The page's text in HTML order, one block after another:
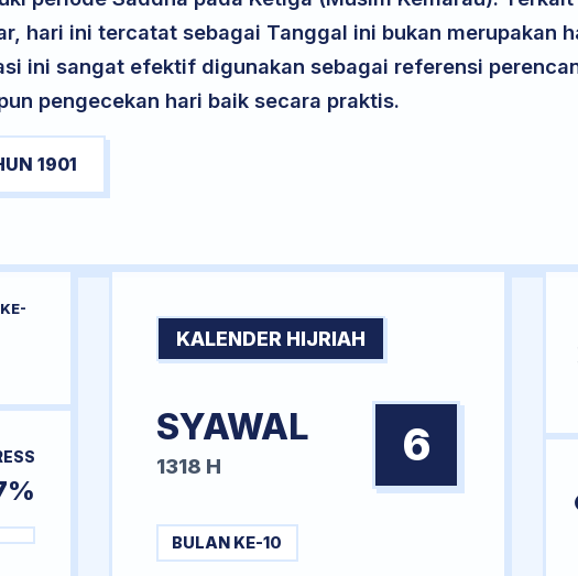
hari ini tercatat sebagai Tanggal ini bukan merupakan
ini sangat efektif digunakan sebagai referensi
pengecekan hari baik secara praktis.
1901
KALENDER HIJRIAH
SYAWAL
1318 H 6
BULAN KE-10